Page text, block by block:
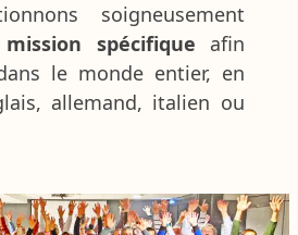
soigneusement
spécifique afin
le monde entier, en
allemand, italien ou